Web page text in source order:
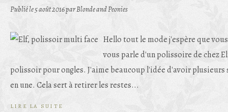
Publié le5 août 2016par Blonde and Peonies
Hello tout le mode j'espère que
vous parle d'un polissoire de chez
polissoir pour ongles. J'aime beaucoup l'idée d'avoir
en une. Cela sert à retirer les restes...
LIRE LA SUITE